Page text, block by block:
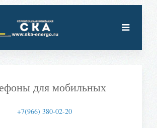
для мобильных
+7(966) 380-02-20